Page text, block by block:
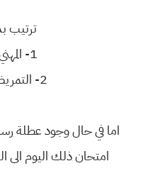
ترتيب
1- المهني 2024/8/31
2- التمريض 2024/8/31
اما في حال وجود عطلة
امتحان ذلك اليوم الى